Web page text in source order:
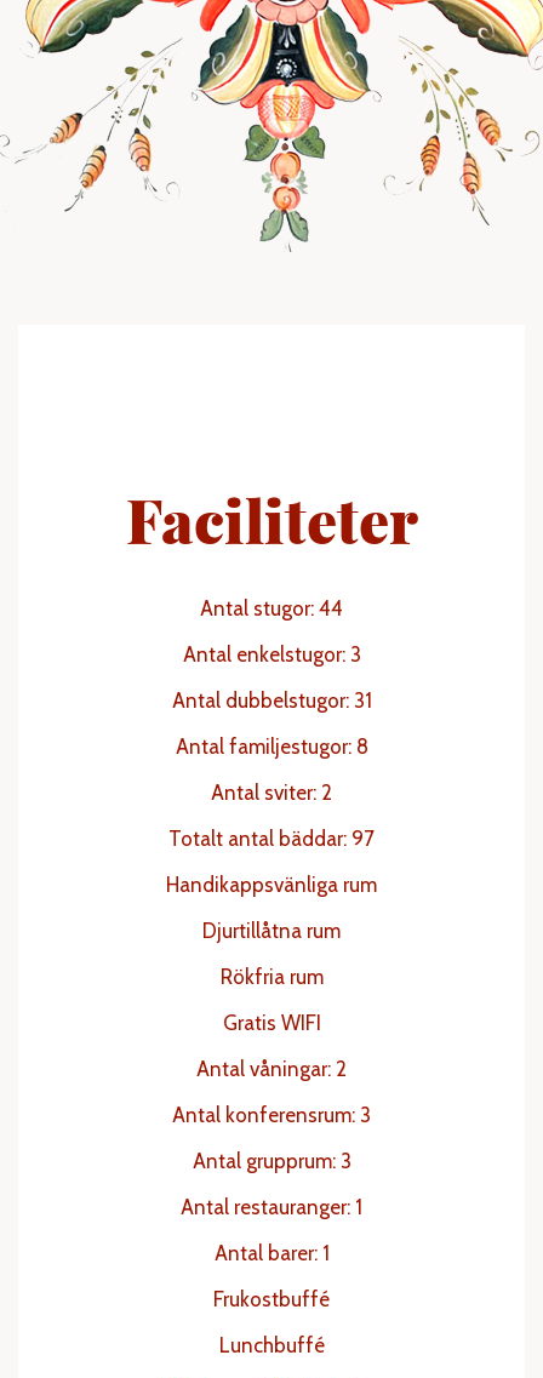
Faciliteter
Antal stugor: 44
Antal enkelstugor: 3
Antal dubbelstugor: 31
Antal familjestugor: 8
Antal sviter: 2
Totalt antal bäddar: 97
Handikappsvänliga rum
Djurtillåtna rum
Rökfria rum
Gratis WIFI
Antal våningar: 2
Antal konferensrum: 3
Antal grupprum: 3
Antal restauranger: 1
Antal barer: 1
Frukostbuffé
Lunchbuffé